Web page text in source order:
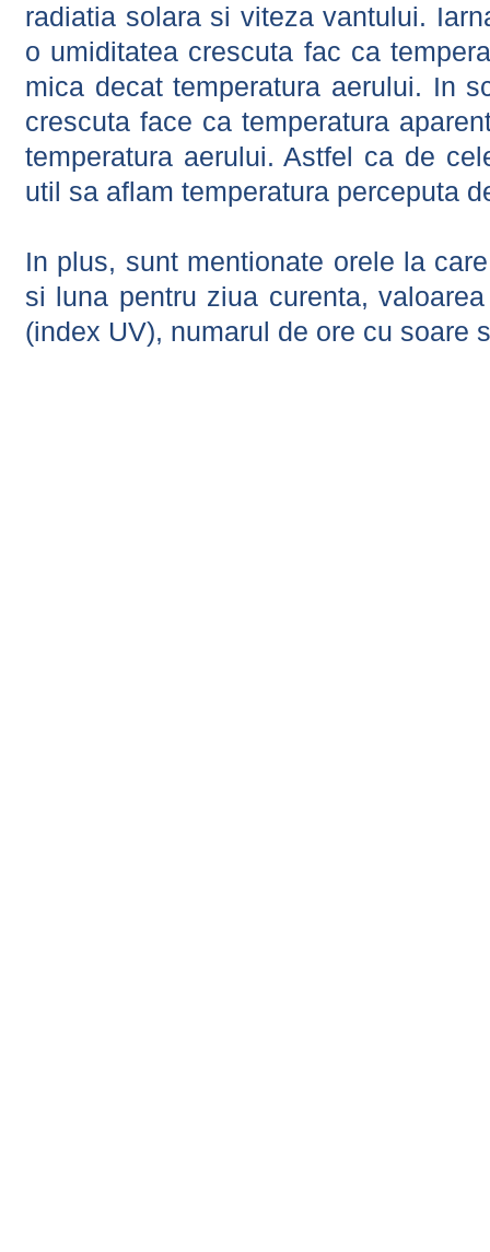
radiatia solara si viteza vantului.
o umiditatea crescuta fac ca
mica decat temperatura aerului. In
crescuta face ca temperatura
temperatura aerului. Astfel ca de
util sa aflam temperatura perceputa
In plus, sunt mentionate orele la
si luna pentru ziua curenta,
(index UV), numarul de ore cu soare